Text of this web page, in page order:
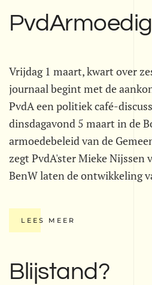
Vrijdag 1 maart, kwart over
journaal begint met de
PvdA een politiek café-
dinsdagavond 5 maart in de
armoedebeleid van de
zegt PvdA'ster Mieke Nijssen
BenW laten de ontwikkeling
LEES MEER
Blijstand?